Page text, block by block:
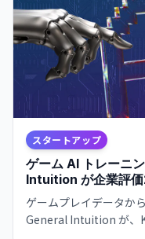
スタートアップ
ゲーム AI トレーニ
Intuition が企業評
ゲームプレイデータか
General Intuition が、